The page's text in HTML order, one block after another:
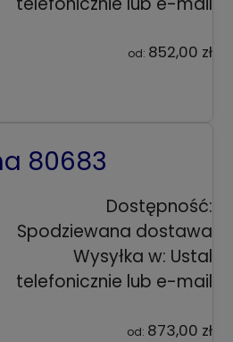
od: 852,00 zł
80683
Dostępność:
Spodziewana dostawa
Wysyłka w: Ustal
telefonicznie lub e-mail
od: 873,00 zł